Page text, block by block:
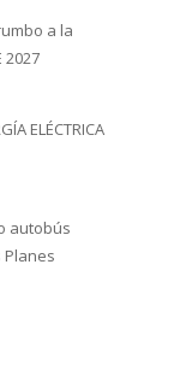
a la
2027
ELÉCTRICA
autobús
Planes